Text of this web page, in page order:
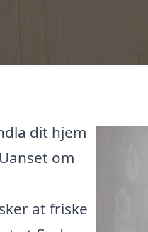
dit hjem
om
at friske